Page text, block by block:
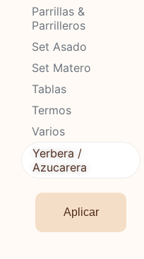
Parrillas &
Parrilleros
Set Asado
Set Matero
Tablas
Termos
Varios
Yerbera /
Azucarera
Aplicar